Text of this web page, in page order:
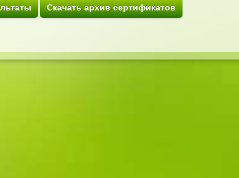
Скачать архив сертификатов